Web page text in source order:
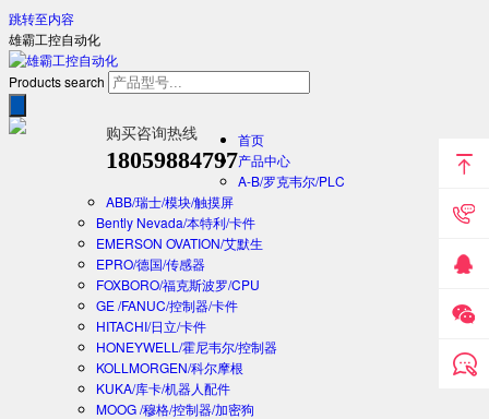
跳转至内容
雄霸工控自动化
Products search
购买咨询热线
18059884797
首页
产品中心
A-B/罗克韦尔/PLC
ABB/瑞士/模块/触摸屏
Bently Nevada/本特利/卡件
EMERSON OVATION/艾默生
EPRO/德国/传感器
FOXBORO/福克斯波罗/CPU
GE /FANUC/控制器/卡件
HITACHI/日立/卡件
HONEYWELL/霍尼韦尔/控制器
KOLLMORGEN/科尔摩根
KUKA/库卡/机器人配件
MOOG /穆格/控制器/加密狗